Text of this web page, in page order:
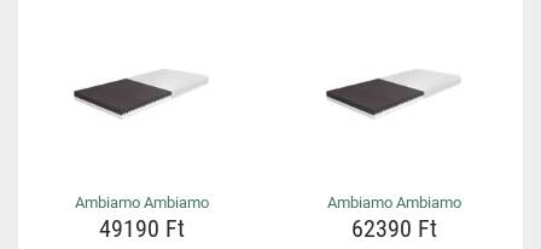
Ambiamo Ambiamo
49190 Ft
Ambiamo Ambiamo
62390 Ft